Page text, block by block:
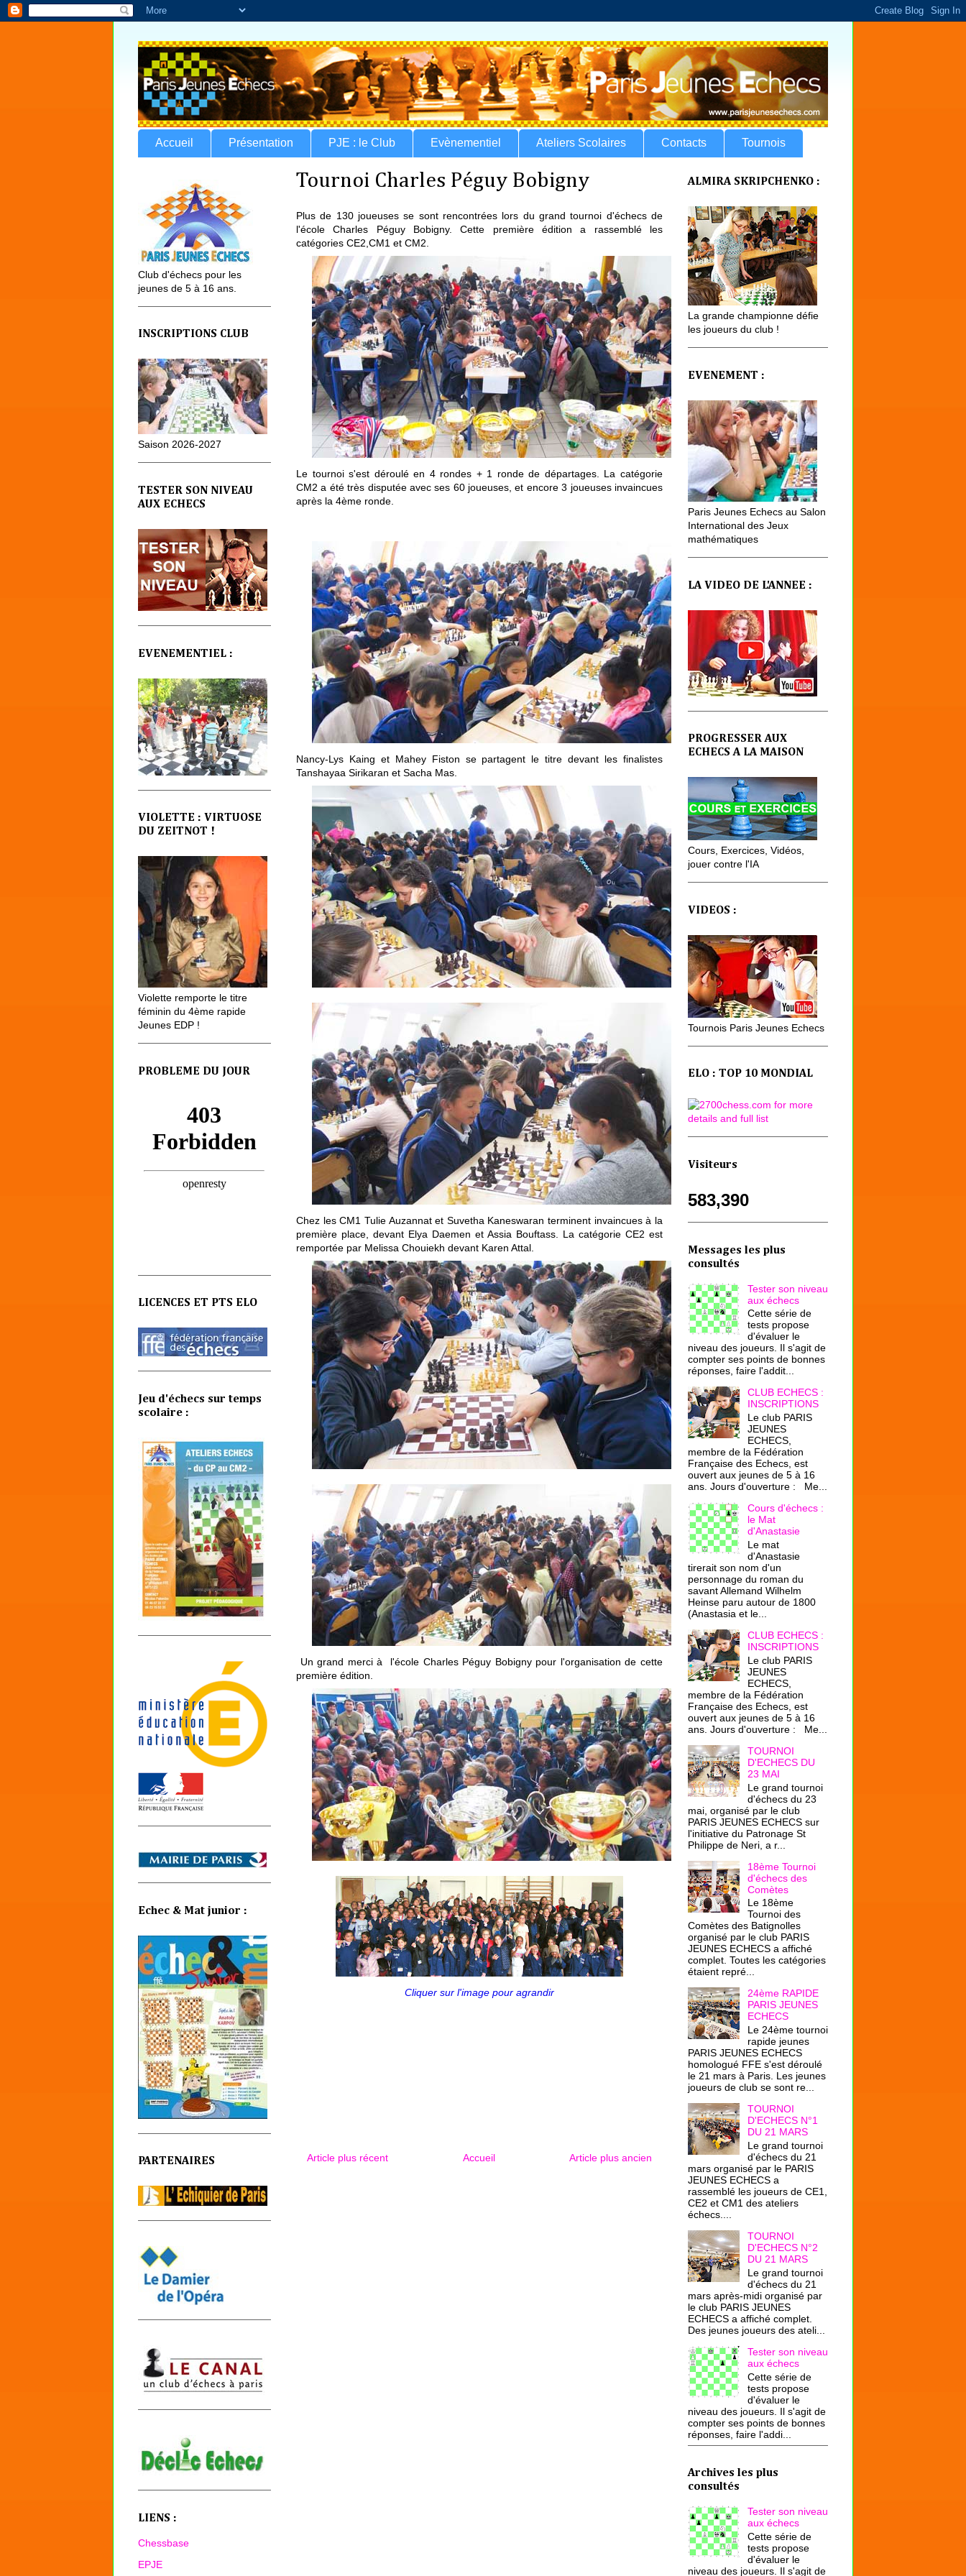
Accueil Présentation PJE : le Club Evènementiel Ateliers Scolaires Contacts Tournois
Tournoi Charles Péguy Bobigny
Plus de 130 joueuses se sont rencontrées lors du grand tournoi d'échecs de
l'école Charles Péguy Bobigny. Cette première édition a rassemblé les
catégories CE2,CM1 et CM2.
Le tournoi s'est déroulé en 4 rondes + 1 ronde de départages. La catégorie
CM2 a été très disputée avec ses 60 joueuses, et encore 3 joueuses invaincues
après la 4ème ronde.
Nancy-Lys Kaing et Mahey Fiston se partagent le titre devant les finalistes
Tanshayaa Sirikaran et Sacha Mas.
Chez les CM1 Tulie Auzannat et Suvetha Kaneswaran terminent invaincues à la
première place, devant Elya Daemen et Assia Bouftass.
La catégorie CE2 est
remportée par Melissa Chouiekh devant Karen Attal.
Un grand merci à l'école Charles Péguy Bobigny pour l'organisation de cette
première édition.
Cliquer sur l'image pour agrandir
Article plus récent Article plus ancien
Accueil
Club d'échecs pour les
jeunes de 5 à 16 ans.
INSCRIPTIONS CLUB
Saison 2026-2027
TESTER SON NIVEAU
AUX ECHECS
EVENEMENTIEL :
VIOLETTE : VIRTUOSE
DU ZEITNOT !
Violette remporte le titre
féminin du 4ème rapide
Jeunes EDP !
PROBLEME DU JOUR
LICENCES ET PTS ELO
Jeu d'échecs sur temps
scolaire :
Echec & Mat junior :
PARTENAIRES
LIENS :
Chessbase
EPJE
ALMIRA SKRIPCHENKO :
La grande championne défie
les joueurs du club !
EVENEMENT :
Paris Jeunes Echecs au Salon
International des Jeux
mathématiques
LA VIDEO DE L'ANNEE :
PROGRESSER AUX
ECHECS A LA MAISON
Cours, Exercices, Vidéos,
jouer contre l'IA
VIDEOS :
Tournois Paris Jeunes Echecs
ELO : TOP 10 MONDIAL
Visiteurs
583,390
Messages les plus
consultés
Tester son niveau
aux échecs
Cette série de
tests propose
d'évaluer le
niveau des joueurs. Il s'agit de
compter ses points de bonnes
réponses, faire l'addit...
CLUB ECHECS :
INSCRIPTIONS
Le club PARIS
JEUNES
ECHECS,
membre de la Fédération
Française des Echecs, est
ouvert aux jeunes de 5 à 16
ans. Jours d'ouverture : Me...
Cours d'échecs :
le Mat
d'Anastasie
Le mat
d'Anastasie
tirerait son nom d'un
personnage du roman du
savant Allemand Wilhelm
Heinse paru autour de 1800
(Anastasia et le...
CLUB ECHECS :
INSCRIPTIONS
Le club PARIS
JEUNES
ECHECS,
membre de la Fédération
Française des Echecs, est
ouvert aux jeunes de 5 à 16
ans. Jours d'ouverture : Me...
TOURNOI
D'ECHECS DU
23 MAI
Le grand tournoi
d'échecs du 23
mai, organisé par le club
PARIS JEUNES ECHECS sur
l'initiative du Patronage St
Philippe de Neri, a r...
18ème Tournoi
d'échecs des
Comètes
Le 18ème
Tournoi des
Comètes des Batignolles
organisé par le club PARIS
JEUNES ECHECS a affiché
complet. Toutes les catégories
étaient repré...
24ème RAPIDE
PARIS JEUNES
ECHECS
Le 24ème tournoi
rapide jeunes
PARIS JEUNES ECHECS
homologué FFE s'est déroulé
le 21 mars à Paris. Les jeunes
joueurs de club se sont re...
TOURNOI
D'ECHECS N°1
DU 21 MARS
Le grand tournoi
d'échecs du 21
mars organisé par le PARIS
JEUNES ECHECS a
rassemblé les joueurs de CE1,
CE2 et CM1 des ateliers
échecs....
TOURNOI
D'ECHECS N°2
DU 21 MARS
Le grand tournoi
d'échecs du 21
mars après-midi organisé par
le club PARIS JEUNES
ECHECS a affiché complet.
Des jeunes joueurs des ateli...
Tester son niveau
aux échecs
Cette série de
tests propose
d'évaluer le
niveau des joueurs. Il s'agit de
compter ses points de bonnes
réponses, faire l'addi...
Archives les plus
consultés
Tester son niveau
aux échecs
Cette série de
tests propose
d'évaluer le
niveau des joueurs. Il s'agit de